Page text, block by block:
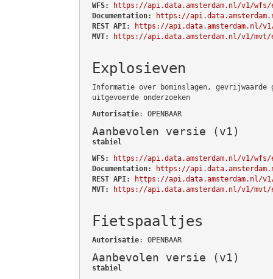
WFS:
https://api.data.amsterdam.nl/v1/wfs/
Documentation:
https://
REST API:
https://api.data.amsterdam.nl/v1/
MVT:
https://api.data.amsterdam.nl/v1/mvt/
Explosieven
Informatie over bominslagen, gevrijwaarde
uitgevoerde onderzoeken
Autorisatie: OPENBAAR
Aanbevolen versie (v1)
stabiel
WFS:
https://api.data.amsterdam.nl/v1/wfs/
Documentation:
https://
REST API:
https://api.data.amsterdam.nl/
MVT:
https://api.data.amsterdam.nl/v1/mvt/
Fietspaaltjes
Autorisatie: OPENBAAR
Aanbevolen versie (v1)
stabiel